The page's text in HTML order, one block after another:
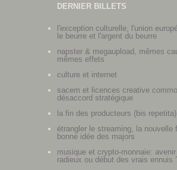
DERNIER BILLETS
l'exception culturelle, l'union
le beurre et l'argent du beurre
napster & megaupload, mêmes
mêmes effets
culture et internet
sacem et licences creative
désaccord stratégique
la fin des producteurs (bis repetita)
étrangler le streaming, la nouvelle
bonne idée des majors
musique et crypto-monnaie: avenir
radieux ou début des vrais ennuis